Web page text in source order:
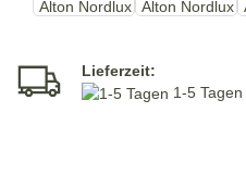
Lieferzeit:
1-5 Tagen